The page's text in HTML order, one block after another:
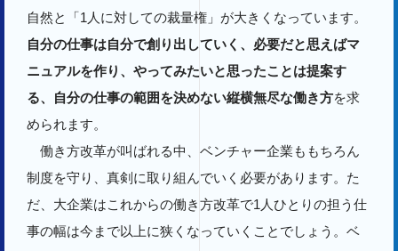
自然と「1人に対しての裁量権」が大きくなっています。
自分の仕事は自分で創り出していく、必要だと思えばマ
ニュアルを作り、やってみたいと思ったことは提案す
る、自分の仕事の範囲を決めない縦横無尽な働き方を求
められます。
働き方改革が叫ばれる中、ベンチャー企業ももちろん
制度を守り、真剣に取り組んでいく必要があります。た
だ、大企業はこれからの働き方改革で1人ひとりの担う仕
事の幅は今まで以上に狭くなっていくことでしょう。ベ